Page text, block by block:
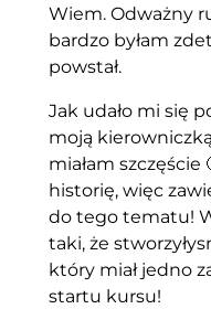
Wiem. Odważny
bardzo byłam
powstał.
Jak udało mi się
moją
miałam szczęście
historię, więc
do tego tematu!
taki, że
który miał jedno
startu kursu!